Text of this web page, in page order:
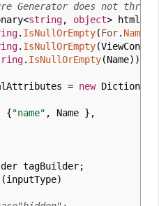
Generator does not
<string, object>
. IsNullOrEmpty(For. Name
. IsNullOrEmpty(
. IsNullOrEmpty(Name) )
= newDictionary
{"name" , Name } ,
;
(inputType)